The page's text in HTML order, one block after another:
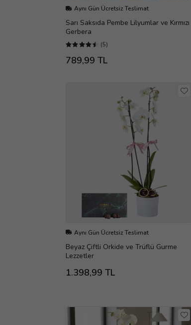
Aynı Gün Ücretsiz Teslimat
Sarı Saksıda Pembe Lilyumlar ve Kırmızı
Gerbera
(5)
789,99 TL
Aynı Gün Ücretsiz Teslimat
Beyaz Çiftli Orkide ve Trüflü Gurme
Lezzetler
1.398,99 TL